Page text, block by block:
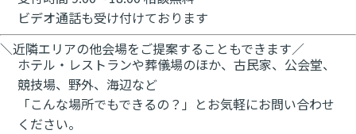
ビデオ通話も受け付けております
＼近隣エリアの他会場をご提案することもできます／
ホテル・レストランや葬儀場のほか、古民家、公会堂、
競技場、野外、海辺など
「こんな場所でもできるの？」とお気軽にお問い合わせ
ください。